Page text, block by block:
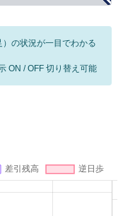
）の状況が一目でわかる
ON / OFF 切り替え可能